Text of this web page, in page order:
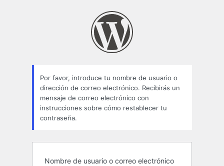
Por favor, introduce tu nombre de usuario o
dirección de correo electrónico. Recibirás un
mensaje de correo electrónico con
instrucciones sobre cómo restablecer tu
contraseña.
Nombre de usuario o correo electrónico